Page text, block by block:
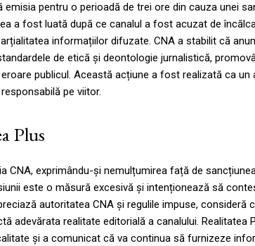
pentru o perioadă de trei ore din cauza unei
a fost luată după ce canalul a fost acuzat de
informațiilor difuzate. CNA a stabilit că
de etică și deontologie jurnalistică,
publicul. Această acțiune a fost realizată ca
pe viitor.
Plus
CNA, exprimându-și nemulțumirea față de
este o măsură excesivă și intenționează să
autoritatea CNA și regulile impuse, consideră
adevărata realitate editorială a canalului. Realitatea
și a comunicat că va continua să furnizeze